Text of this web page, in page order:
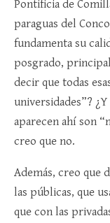
Pontificia de
paraguas del
fundamenta su
posgrado,
decir que todas
universidades”?
aparecen ahí son
creo que no.
Además, creo que
las públicas, que
que con las